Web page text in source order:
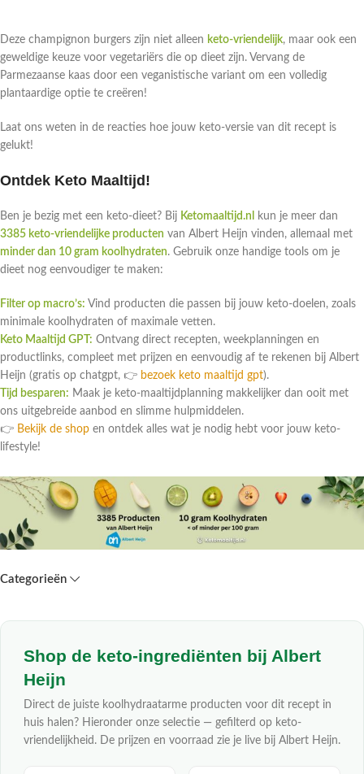
Deze champignon burgers zijn niet alleen keto-vriendelijk, maar ook een
geweldige keuze voor vegetariërs die op dieet zijn. Vervang de
Parmezaanse kaas door een veganistische variant om een volledig
plantaardige optie te creëren!
Laat ons weten in de reacties hoe jouw keto-versie van dit recept is
gelukt!
Ontdek Keto Maaltijd!
Ben je bezig met een keto-dieet? Bij Ketomaaltijd.nl
kun je meer dan
3385 keto-vriendelijke producten van Albert Heijn vinden, allemaal met
minder dan 10 gram koolhydraten. Gebruik onze handige tools om je
dieet nog eenvoudiger te maken:
Filter op macro’s: Vind producten die passen bij jouw keto-doelen, zoals
minimale koolhydraten of maximale vetten.
Keto Maaltijd GPT: Ontvang direct recepten, weekplanningen en
productlinks, compleet met prijzen en eenvoudig af te rekenen bij Albert
Heijn (gratis op chatgpt, 👉 bezoek keto maaltijd gpt).
Tijd besparen: Maak je keto-maaltijdplanning makkelijker dan ooit met
ons uitgebreide aanbod en slimme hulpmiddelen.
👉 Bekijk de shop en ontdek alles wat je nodig hebt voor jouw keto-
lifestyle!
Categorieën
Shop de keto-ingrediënten bij Albert
Heijn
Direct de juiste koolhydraatarme producten voor dit recept in
huis halen? Hieronder onze selectie — gefilterd op keto-
vriendelijkheid. De prijzen en voorraad zie je live bij Albert Heijn.